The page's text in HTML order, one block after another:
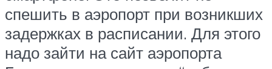
спешить в аэропорт при возникших
задержках в расписании. Для этого
надо зайти на сайт аэропорта